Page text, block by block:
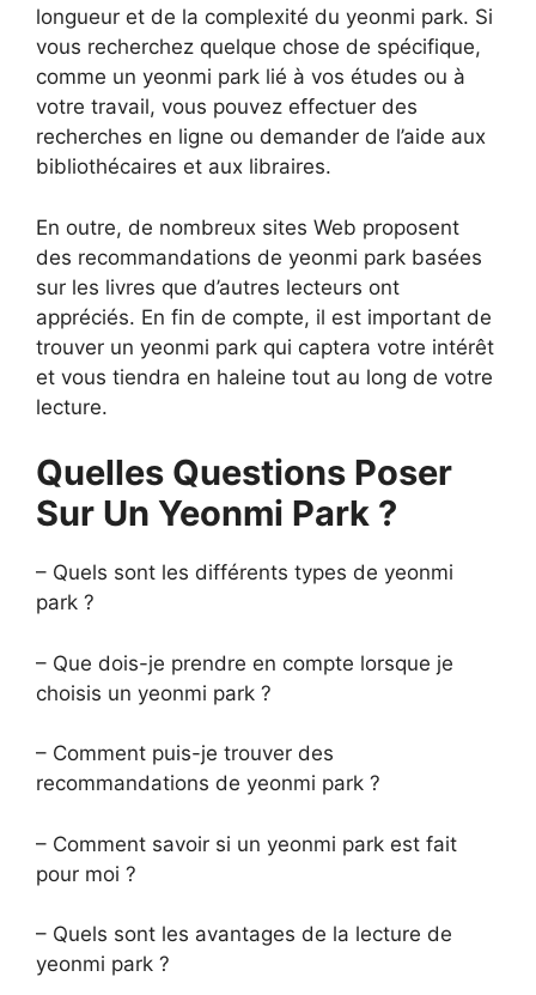
longueur et de la complexité du yeonmi park. Si
vous recherchez quelque chose de spécifique,
comme un yeonmi park lié à vos études ou à
votre travail, vous pouvez effectuer des
recherches en ligne ou demander de l’aide aux
bibliothécaires et aux libraires.
En outre, de nombreux sites Web proposent
des recommandations de yeonmi park basées
sur les livres que d’autres lecteurs ont
appréciés. En fin de compte, il est important de
trouver un yeonmi park qui captera votre intérêt
et vous tiendra en haleine tout au long de votre
lecture.
Quelles Questions Poser
Sur Un Yeonmi Park ?
– Quels sont les différents types de yeonmi
park ?
– Que dois-je prendre en compte lorsque je
choisis un yeonmi park ?
– Comment puis-je trouver des
recommandations de yeonmi park ?
– Comment savoir si un yeonmi park est fait
pour moi ?
– Quels sont les avantages de la lecture de
yeonmi park ?